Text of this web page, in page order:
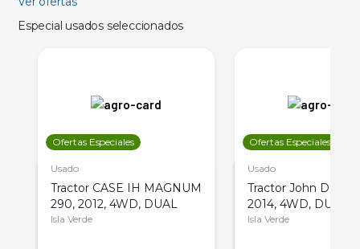
Especial usados seleccionados
Ofertas Especiales
Usado
Tractor CASE IH MAGNUM
290, 2012, 4WD, DUAL
Isla Verde
Ofertas Especiales
Usado
Tractor John Deere
2014, 4WD, DUAL
Isla Verde